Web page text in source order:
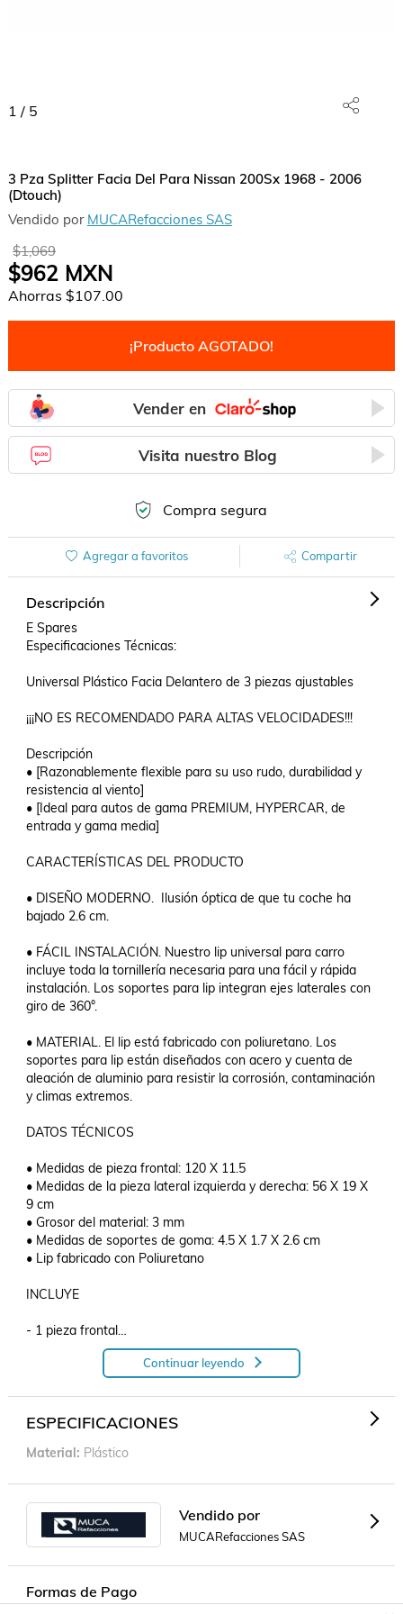
1 / 5
3 Pza Splitter Facia Del Para Nissan 200Sx 1968 - 2006
(Dtouch)
Vendido por MUCARefacciones SAS
$1,069
$962MXN
Ahorras $107.00
¡Producto AGOTADO!
Vender en
Visita nuestro Blog
Compra segura
Agregar a favoritos Compartir
Descripción
E Spares
Especificaciones Técnicas:
Universal Plástico Facia Delantero de 3 piezas ajustables
¡¡¡NO ES RECOMENDADO PARA ALTAS VELOCIDADES!!!
Descripción
• [Razonablemente flexible para su uso rudo, durabilidad y
resistencia al viento]
• [Ideal para autos de gama PREMIUM, HYPERCAR, de
entrada y gama media]
CARACTERÍSTICAS DEL PRODUCTO
• DISEÑO MODERNO.  Ilusión óptica de que tu coche ha
bajado 2.6 cm.
• FÁCIL INSTALACIÓN. Nuestro lip universal para carro
incluye toda la tornillería necesaria para una fácil y rápida
instalación. Los soportes para lip integran ejes laterales con
giro de 360°.
• MATERIAL. El lip está fabricado con poliuretano. Los
soportes para lip están diseñados con acero y cuenta de
aleación de aluminio para resistir la corrosión, contaminación
y climas extremos.
DATOS TÉCNICOS
• Medidas de pieza frontal: 120 X 11.5
• Medidas de la pieza lateral izquierda y derecha: 56 X 19 X
9 cm
• Grosor del material: 3 mm
• Medidas de soportes de goma: 4.5 X 1.7 X 2.6 cm
• Lip fabricado con Poliuretano
INCLUYE
- 1 pieza frontal
- 1 pieza lateral derecha
- 1 pieza lateral izquierda
- Tornillería para su armado
• Alto: 7.5 cm
MEDIDAS DE PIEZA LATERAL IZQUIERDA Y LATERAL
DERECHA DEL LIP
• Largo: 56 cm
Continuar leyendo
ESPECIFICACIONES
Material Plástico
Vendido por
MUCARefacciones SAS
Formas de Pago